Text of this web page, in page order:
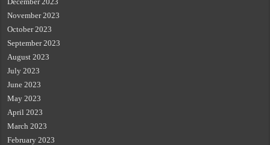
November 2023
October 2023
September 2023
August 2023
July 2023
June 2023
May 2023
April 2023
March 2023
February 2023